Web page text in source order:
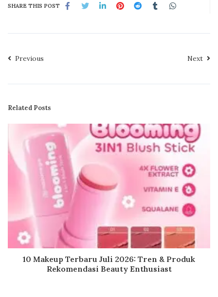
SHARE THIS POST
Previous Next
Related Posts
10 Makeup Terbaru Juli 2026: Tren & Produk
Rekomendasi Beauty Enthusiast